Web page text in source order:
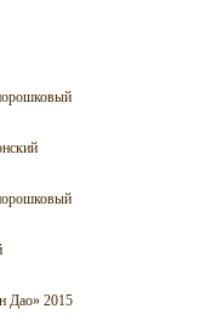
Дао» 2015